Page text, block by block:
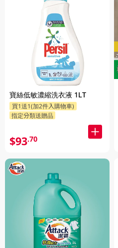
寶絲低敏濃縮洗衣液 1LT
買1送1(加2件入購物車)
指定分類送贈品
$93.70